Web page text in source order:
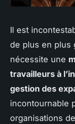
Il est
de plus en plus
nécessite une
travailleurs à
gestion des
incontournable
organisations